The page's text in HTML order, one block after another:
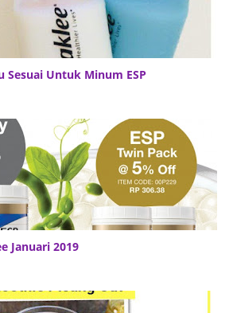
Sesuai Untuk Minum ESP
Januari 2019